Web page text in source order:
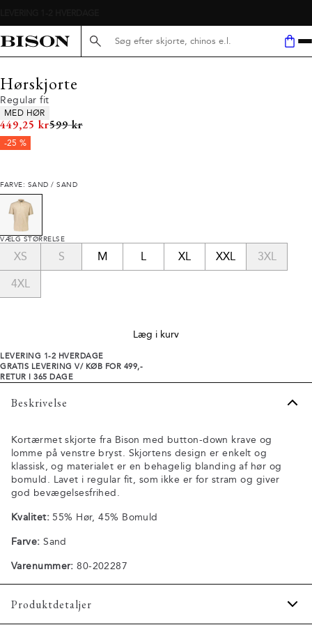
Søg her...
Hørskjorte
Regular fit
Produkt egenskaber
MED HØR
449,25 krI alt (uden rabat)
599 kr
-25 %
FARVE: SAND / SAND
VÆLG STØRRELSE
XS S M L XL XXL 3XL
4XL
Læg i kurv
LEVERING 1-2 HVERDAGE
GRATIS LEVERING V/ KØB FOR 499,-
RETUR I 365 DAGE
Beskrivelse
Kortærmet skjorte fra Bison med button-down krave og
lomme på venstre bryst. Skjortens design er enkelt og
klassisk, og materialet er en behagelig blanding af hør og
bomuld. Lavet i regular fit, som ikke er for stram og giver
god bevægelsesfrihed.
Kvalitet:55% Hør, 45% Bomuld
Farve: Sand
Varenummer: 80-202287
Produktdetaljer